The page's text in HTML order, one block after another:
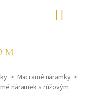
Macramé náramky
náramek s růžovým